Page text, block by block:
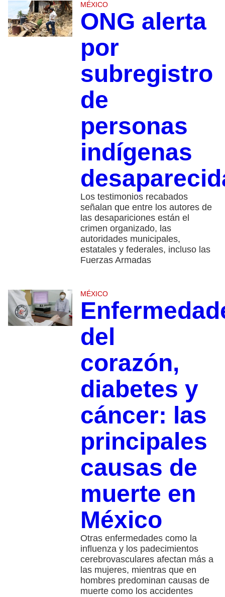
MÉXICO
ONG alerta
por
subregistro
de
personas
indígenas
Los testimonios recabados
señalan que entre los autores de
las desapariciones están el
crimen organizado, las
autoridades municipales,
estatales y federales, incluso las
Fuerzas Armadas
MÉXICO
del
corazón,
diabetes y
cáncer: las
principales
causas de
muerte en
México
Otras enfermedades como la
influenza y los padecimientos
cerebrovasculares afectan más a
las mujeres, mientras que en
hombres predominan causas de
muerte como los accidentes